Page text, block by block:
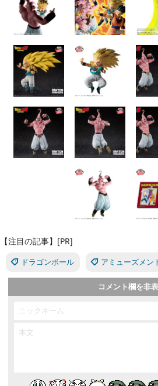
【注目の記事】[PR]
ドラゴンボール アミューズメン
コメント欄を非